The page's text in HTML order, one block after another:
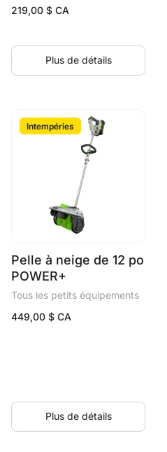
219,00 $ CA
Plus de détails
Intempéries
Pelle à neige de 12 po
POWER+
Tous les petits équipements
449,00 $ CA
Plus de détails